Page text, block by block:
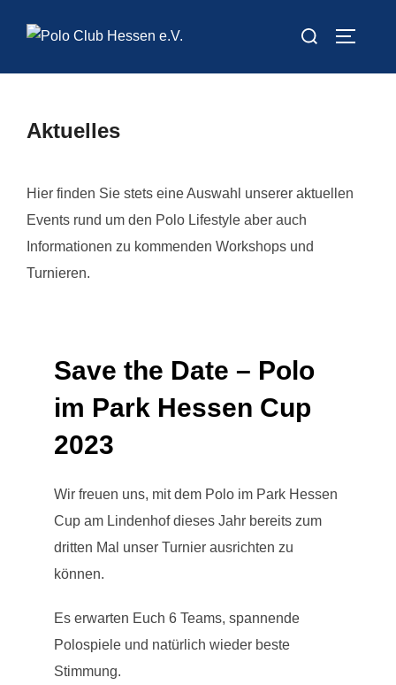
Inhalt
Suchen
Aktuelles
Hier finden Sie stets eine Auswahl unserer aktuellen
Events rund um den Polo Lifestyle aber auch
Informationen zu kommenden Workshops und
Turnieren.
Save the Date – Polo
im Park Hessen Cup
2023
Wir freuen uns, mit dem Polo im Park Hessen
Cup am Lindenhof dieses Jahr bereits zum
dritten Mal unser Turnier ausrichten zu
können.
Es erwarten Euch 6 Teams, spannende
Polospiele und natürlich wieder beste
Stimmung.